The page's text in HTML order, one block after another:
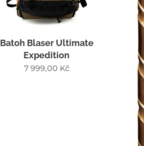
Batoh Blaser Ultimate
Expedition
7 999,00 Kč